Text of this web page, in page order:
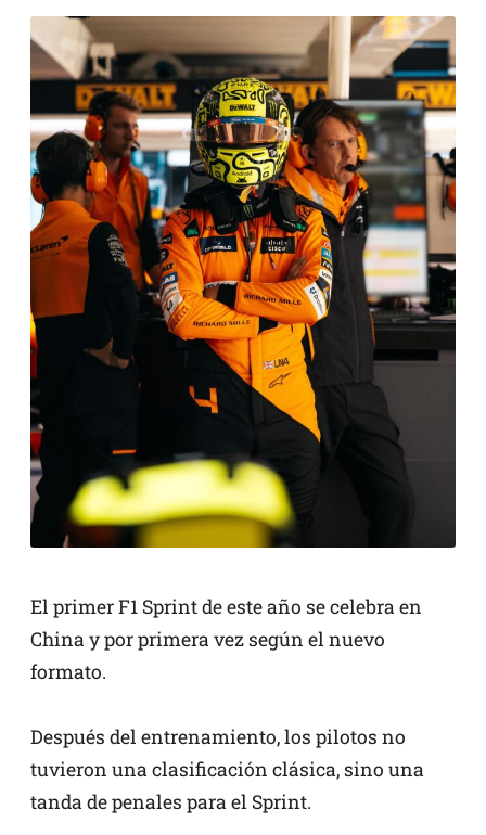
El primer F1 Sprint de este año se celebra en
China y por primera vez según el nuevo
formato.
Después del entrenamiento, los pilotos no
tuvieron una clasificación clásica, sino una
tanda de penales para el Sprint.